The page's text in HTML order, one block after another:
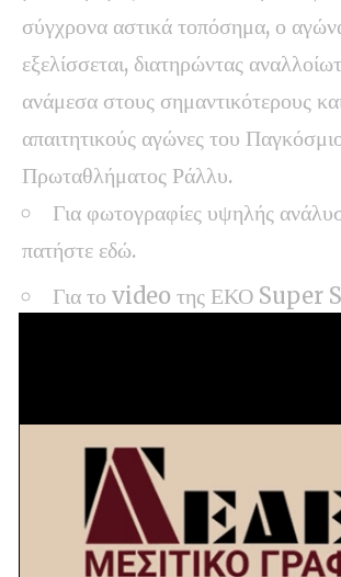
σύγχρονα αστικά τοπόσημα, ο
εξελίσσεται, διατηρώντας
ανάμεσα στους σημαντικότερους
απαιτητικούς αγώνες του
Πρωταθλήματος Ράλλυ.
Για φωτογραφίες υψηλής
πατήστε εδώ.
Για το video της ΕΚΟ Super